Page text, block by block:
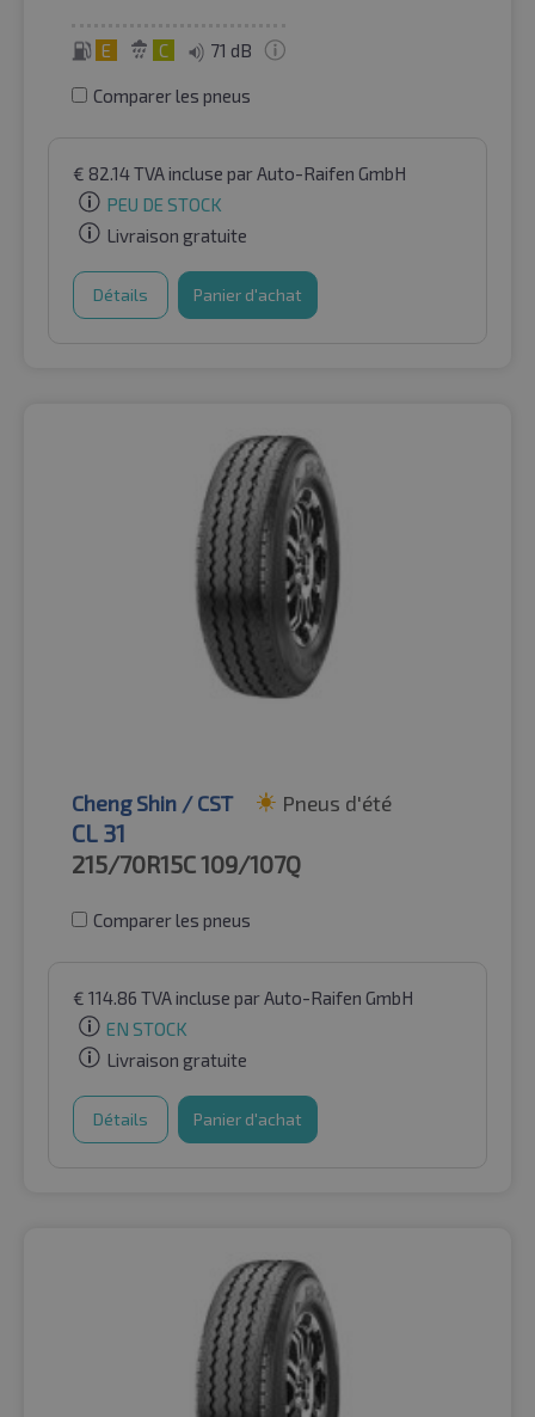
E C 71 dB
Comparer les pneus
€ 82.14TVA incluse par Auto-Raifen GmbH
PEU DE STOCK
Livraison gratuite
Détails Panier d'achat
Cheng Shin / CST Pneus d'été
CL 31
215/70R15C109/107Q
Comparer les pneus
€ 114.86 TVA incluse par Auto-Raifen GmbH
EN STOCK
Livraison gratuite
Détails Panier d'achat